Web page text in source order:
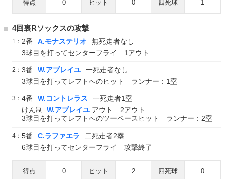
得点 0 ヒット 0 四死球 1
4回裏Rソックスの攻撃
1： 2番 A.モナステリオ
無死走者なし
3球目を打ってセンターフライ 1アウト
2： 3番 W.アブレイユ
一死走者なし
3球目を打ってレフトへのヒット ランナー：1塁
3： 4番 W.コントレラス
一死走者1塁
けん制: W.アブレイユ アウト 2アウト
3球目を打ってレフトへのツーベースヒット ランナー：2塁
4： 5番 C.ラファエラ
二死走者2塁
6球目を打ってセンターフライ 攻撃終了
得点 0 ヒット 2 四死球 0